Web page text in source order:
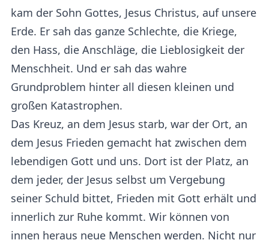
kam der Sohn Gottes, Jesus Christus, auf unsere
Erde. Er sah das ganze Schlechte, die Kriege,
den Hass, die Anschläge, die Lieblosigkeit der
Menschheit. Und er sah das wahre
Grundproblem hinter all diesen kleinen und
großen Katastrophen.
Das Kreuz, an dem Jesus starb, war der Ort, an
dem Jesus Frieden gemacht hat zwischen dem
lebendigen Gott und uns. Dort ist der Platz, an
dem jeder, der Jesus selbst um Vergebung
seiner Schuld bittet, Frieden mit Gott erhält und
innerlich zur Ruhe kommt. Wir können von
innen heraus neue Menschen werden. Nicht nur